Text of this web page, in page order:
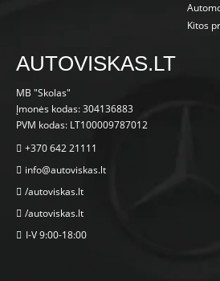
Kitos
AUTOVISKAS.LT
MB "Skolas"
Įmonės kodas: 304136883
PVM kodas: LT100009787012
+370 642 21111
info@autoviskas.lt
/autoviskas.lt
/autoviskas.lt
I-V 9:00-18:00